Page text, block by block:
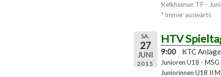
Kelkheimer TF -
* immer auswärts
SA.
27
JUNI
2015
HTV
9:00 KTC Anlage
Junioren U18 -
Juniorinnen U18 II